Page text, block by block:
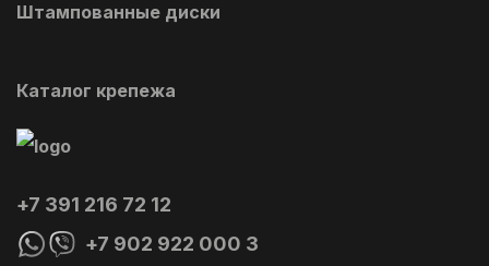
+7 391 216 72 12
+7 902 922 000 3
Штампованные диски
Каталог крепежа